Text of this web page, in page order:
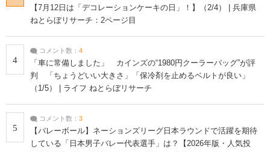
【7月12日は「デコレーションケーキの日」！】（2/4） | 兵庫県
ねとらぼリサーチ：2ページ目
4
コメント数： 4
「車に常備しました」 カインズの“1980円クーラーバッグ”が評
判 「ちょうどいい大きさ」「保冷剤を止めるベルトが良い」
（1/5） | ライフ ねとらぼリサーチ
5
コメント数： 3
【バレーボール】ネーションズリーグ日本ラウンドで活躍を期待
している「日本男子バレー代表選手」は？【2026年版・人気投